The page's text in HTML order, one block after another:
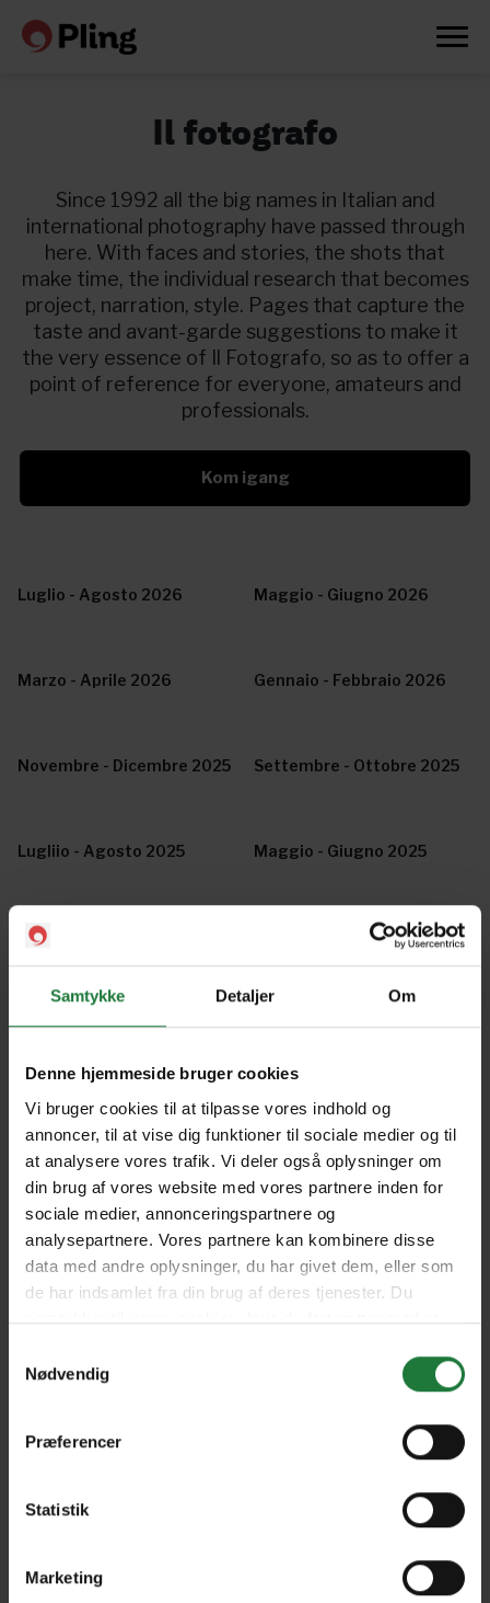
Samtykke Detaljer Om
Denne hjemmeside bruger cookies
Vi bruger cookies til at tilpasse vores indhold og
annoncer, til at vise dig funktioner til sociale medier og til
at analysere vores trafik. Vi deler også oplysninger om
din brug af vores website med vores partnere inden for
sociale medier, annonceringspartnere og
analysepartnere. Vores partnere kan kombinere disse
data med andre oplysninger, du har givet dem, eller som
de har indsamlet fra din brug af deres tjenester. Du
samtykker til vores cookies, hvis du fortsætter med at
Nødvendig
Præferencer
Statistik
Marketing
Prøv en måned gratis
Il fotografo
Since 1992 all the big names in Italian and
international photography have passed through
here. With faces and stories, the shots that
make time, the individual research that becomes
project, narration, style. Pages that capture the
taste and avant-garde suggestions to make it
the very essence of Il Fotografo, so as to offer a
point of reference for everyone, amateurs and
professionals.
Kom igang
Luglio - Agosto 2026 Maggio - Giugno 2026
Marzo - Aprile 2026 Gennaio - Febbraio 2026
Novembre - Dicembre 2025 Settembre - Ottobre 2025
Lugliio - Agosto 2025 Maggio - Giugno 2025
Marzo - Aprile 2025 Gennaio - Febbraio 2025
November - December
July - August 2024 May - June 2024
March - April 2024 January - February 2024
November - December
September - October 2023
Næste
Gavekort